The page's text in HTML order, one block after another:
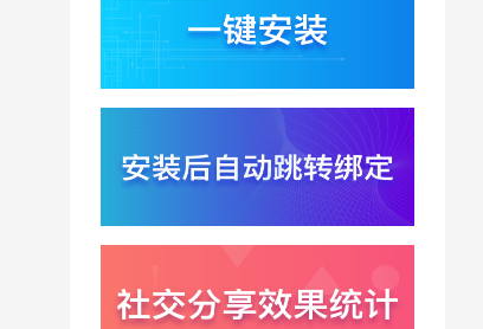
2000亿美元？云与广告
双轮驱动下B端应用迎来
分发与归因重构
2026-07-31
千问已在特斯拉车机内
测？大模型上车打通跨
端服务与全渠道归因新
闭环
2026-07-31
Win11七月更新上线？桌
面环境能力升级加速PC